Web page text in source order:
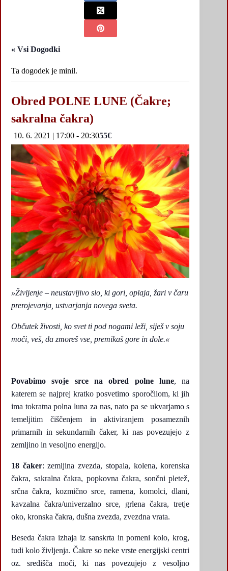
« Vsi Dogodki
Ta dogodek je minil.
Obred POLNE LUNE (Čakre;
sakralna čakra)
10. 6. 2021 | 17:00 - 20:3055€
»Življenje – neustavljivo slo, ki gori, oplaja, žari v čaru
prerojevanja, ustvarjanja novega sveta.
Občutekživosti, ko svet ti pod nogami leži, siješ v soju
moči, veš, da zmoreš vse, premikaš gore in dole.«
Povabimo svoje srce na obred polne lune, na
katerem se najprej kratko posvetimo sporočilom, ki jih
ima tokratna polna luna za nas, nato pa se ukvarjamo s
temeljitim čiščenjem in aktiviranjem posameznih
primarnih in sekundarnih čaker, ki nas povezujejo z
zemljino in vesoljno energijo.
18 čaker: zemljina zvezda, stopala, kolena, korenska
čakra, sakralna čakra, popkovna čakra, sončni pletež,
srčna čakra, kozmično srce, ramena, komolci, dlani,
kavzalna čakra/univerzalno srce, grlena čakra, tretje
oko, kronska čakra, dušna zvezda, zvezdna vrata.
Beseda čakra izhaja iz sanskrta in pomeni kolo, krog,
tudi kolo življenja. Čakre so neke vrste energijski centri
oz. središča moči, ki nas povezujejo z vesoljno